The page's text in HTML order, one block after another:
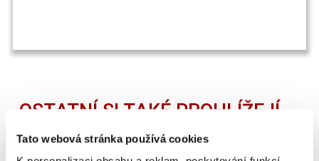
Tato webová stránka používá cookies
OSTATNÍ SI TAKÉ PROHLÍŽEJÍ